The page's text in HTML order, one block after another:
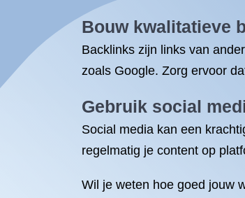
Bouw kwalitatieve
Backlinks zijn links van
zoals Google. Zorg ervoor
Gebruik social
Social media kan een
regelmatig je content op
Wil je weten hoe goed jouw